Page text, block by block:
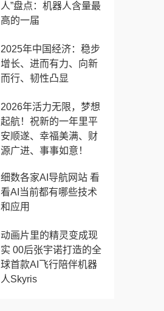
人”盘点：机器人含量最
高的一届
2025年中国经济：稳步
增长、进而有力、向新
而行、韧性凸显
2026年活力无限，梦想
起航！祝新的一年里平
安顺遂、幸福美满、财
源广进、事事如意！
细数各家AI导航网站 看
看AI当前都有哪些技术
和应用
动画片里的精灵变成现
实 00后张宇诺打造的全
球首款AI飞行陪伴机器
人Skyris